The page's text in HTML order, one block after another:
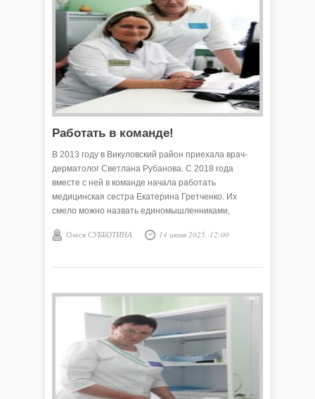
Работать в команде!
В 2013 году в Викуловский район приехала врач-
дерматолог Светлана Рубанова. С 2018 года
вместе с ней в команде начала работать
медицинская сестра Екатерина Гретченко. Их
смело можно назвать единомышленниками,
так важно для работы, для душевного спокойствия,
Олеся СУББОТИНА 14 июня 2025, 12:00